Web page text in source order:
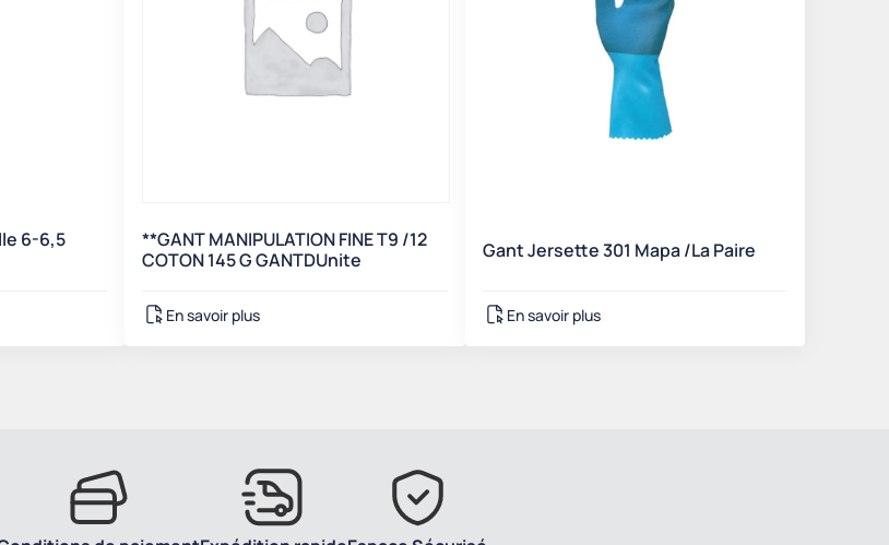
6-6,5
**GANT MANIPULATION FINE T9 /12
COTON 145 G GANTDUnite
En savoir plus
Gant Jersette 301 Mapa /La Paire
En savoir plus